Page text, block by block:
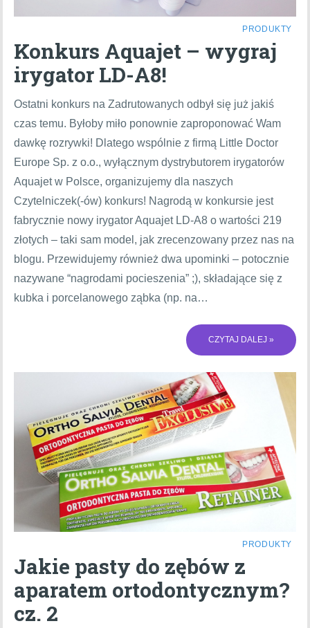
PRODUKTY
Konkurs Aquajet – wygraj
irygator LD-A8!
Ostatni konkurs na Zadrutowanych odbył się już jakiś
czas temu. Byłoby miło ponownie zaproponować Wam
dawkę rozrywki! Dlatego wspólnie z firmą Little Doctor
Europe Sp. z o.o., wyłącznym dystrybutorem irygatorów
Aquajet w Polsce, organizujemy dla naszych
Czytelniczek(-ów) konkurs! Nagrodą w konkursie jest
fabrycznie nowy irygator Aquajet LD-A8 o wartości 219
złotych – taki sam model, jak zrecenzowany przez nas na
blogu. Przewidujemy również dwa upominki – potocznie
nazywane “nagrodami pocieszenia” ;), składające się z
kubka i porcelanowego ząbka (np. na…
CZYTAJ DALEJ »
PRODUKTY
Jakie pasty do zębów z
aparatem ortodontycznym?
cz. 2